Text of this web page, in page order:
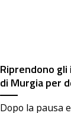
Riprendono
di Murgia per
Dopo la pausa